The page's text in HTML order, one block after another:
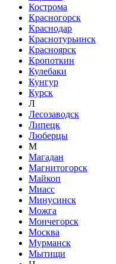
Кострома
Красногорск
Краснодар
Краснотурьинск
Красноярск
Кропоткин
Кулебаки
Кунгур
Курск
Л
Лесозаводск
Липецк
Люберцы
М
Магадан
Магнитогорск
Майкоп
Миасс
Минусинск
Можга
Мончегорск
Москва
Мурманск
Мытищи